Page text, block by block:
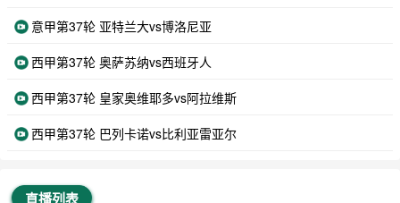
意甲第37轮 亚特兰大vs博洛尼亚
西甲第37轮 奥萨苏纳vs西班牙人
西甲第37轮 皇家奥维耶多vs阿拉维斯
西甲第37轮 巴列卡诺vs比利亚雷亚尔
直播列表